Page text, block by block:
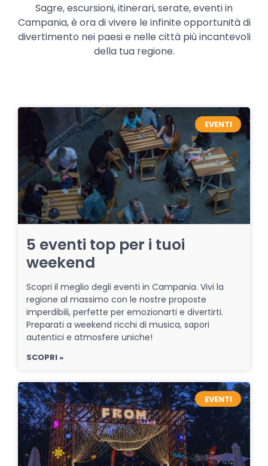
Sagre, escursioni, itinerari, serate, eventi in
Campania, è ora di vivere le infinite opportunità di
divertimento nei paesi e nelle città più incantevoli
della tua regione.
EVENTI
5 eventi top per i tuoi
weekend
Scopri il meglio degli eventi in Campania. Vivi la
regione al massimo con le nostre proposte
imperdibili, perfette per emozionarti e divertirti.
Preparati a weekend ricchi di musica, sapori
autentici e atmosfere uniche!
SCOPRI »
EVENTI